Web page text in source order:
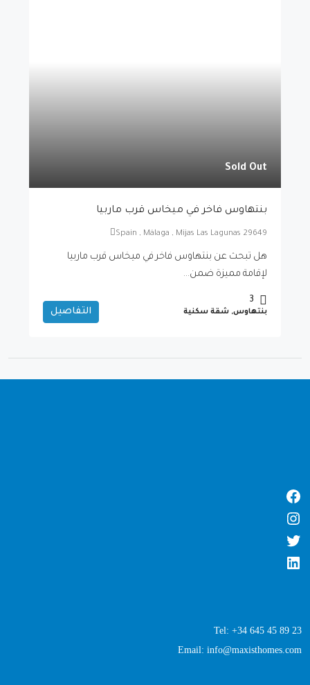
Sold Out
بنتهاوس فاخر في ميخاس قرب ماربيا
Spain , Málaga , Mijas Las Lagunas 29649
هل تبحث عن بنتهاوس فاخر في ميخاس قرب ماربيا
لإقامة مميزة ضمن...
3
بنتهاوس, شقة سكنية التفاصيل
Tel: +34 645 45 89 23
Email: info@maxisthomes.com